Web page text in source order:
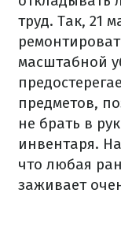
труд. Так, 21
масштабной
предметов,
не брать в
инвентаря.
что любая
заживает